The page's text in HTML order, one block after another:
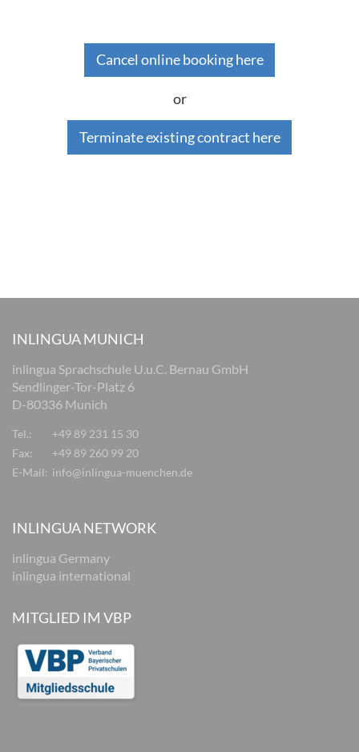
Cancel online booking here
or
Terminate existing contract here
INLINGUA MUNICH
inlingua Sprachschule U.u.C. Bernau GmbH
Sendlinger-Tor-Platz 6
D-80336 Munich
Tel.:
+49 89 231 15 30
Fax:
+49 89 260 99 20
E-Mail: info@inlingua-muenchen.de
INLINGUA NETWORK
inlingua Germany
inlingua international
MITGLIED IM VBP